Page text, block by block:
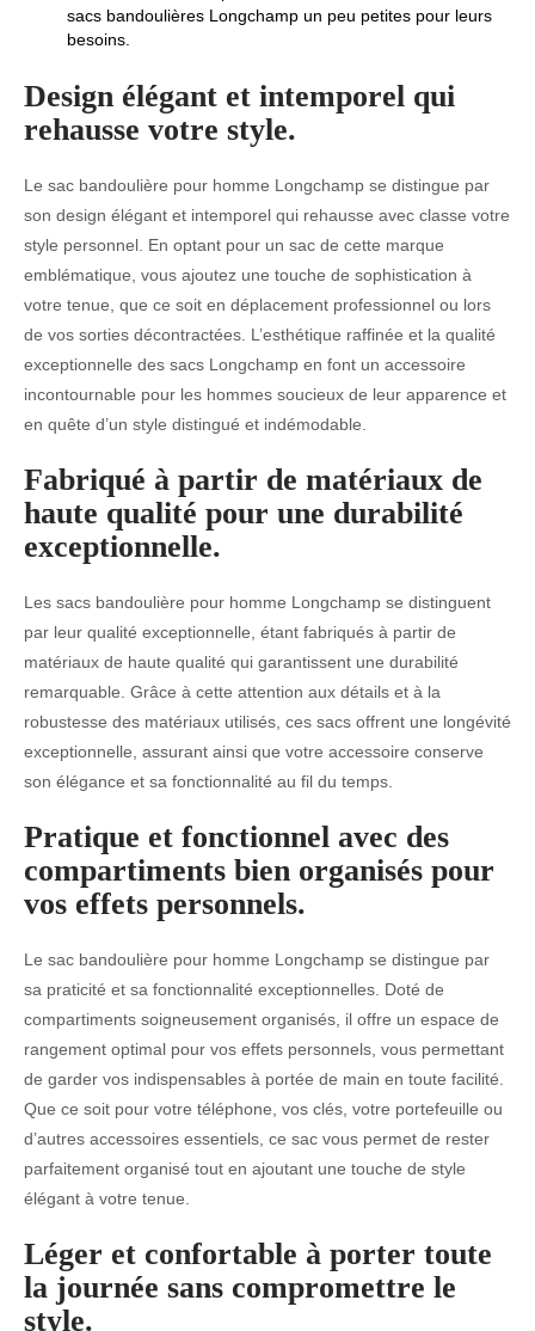
sacs bandoulières Longchamp un peu petites pour leurs
besoins.
Design élégant et intemporel qui
rehausse votre style.
Le sac bandoulière pour homme Longchamp se distingue par
son design élégant et intemporel qui rehausse avec classe votre
style personnel. En optant pour un sac de cette marque
emblématique, vous ajoutez une touche de sophistication à
votre tenue, que ce soit en déplacement professionnel ou lors
de vos sorties décontractées. L’esthétique raffinée et la qualité
exceptionnelle des sacs Longchamp en font un accessoire
incontournable pour les hommes soucieux de leur apparence et
en quête d’un style distingué et indémodable.
Fabriqué à partir de matériaux de
haute qualité pour une durabilité
exceptionnelle.
Les sacs bandoulière pour homme Longchamp se distinguent
par leur qualité exceptionnelle, étant fabriqués à partir de
matériaux de haute qualité qui garantissent une durabilité
remarquable. Grâce à cette attention aux détails et à la
robustesse des matériaux utilisés, ces sacs offrent une longévité
exceptionnelle, assurant ainsi que votre accessoire conserve
son élégance et sa fonctionnalité au fil du temps.
Pratique et fonctionnel avec des
compartiments bien organisés pour
vos effets personnels.
Le sac bandoulière pour homme Longchamp se distingue par
sa praticité et sa fonctionnalité exceptionnelles. Doté de
compartiments soigneusement organisés, il offre un espace de
rangement optimal pour vos effets personnels, vous permettant
de garder vos indispensables à portée de main en toute facilité.
Que ce soit pour votre téléphone, vos clés, votre portefeuille ou
d’autres accessoires essentiels, ce sac vous permet de rester
parfaitement organisé tout en ajoutant une touche de style
élégant à votre tenue.
Léger et confortable à porter toute
la journée sans compromettre le
style.